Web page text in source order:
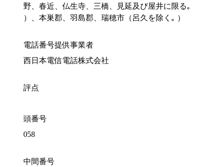
野、春近、仏生寺、三橋、見延及び屋井に限る｡
）、本巣郡、羽島郡、瑞穂市（呂久を除く｡ ）
電話番号提供事業者
西日本電信電話株式会社
評点
頭番号
058
中間番号